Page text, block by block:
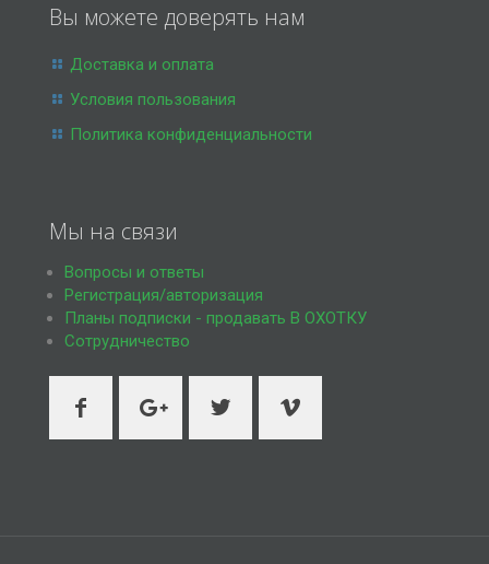
Вы можете доверять нам
Доставка и оплата
Условия пользования
Политика конфиденциальности
Мы на связи
Вопросы и ответы
Регистрация/авторизация
Планы подписки - продавать В ОХОТКУ
Сотрудничество